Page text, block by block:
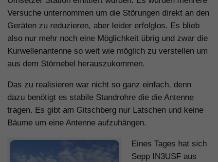
Versuche unternommen um die Störungen direkt an den
Geräten zu reduzieren, aber leider erfolglos. Es blieb
also nur mehr noch eine Möglichkeit übrig und zwar die
Kurwellenantenne so weit wie möglich zu verstellen um
aus dem Störnebel herauszukommen.
Das zu realisieren war nicht so ganz einfach, denn
dazu benötigt es stabile Standrohre die die Antenne
tragen. Es gibt am Gitschberg nur Latschen und keine
Bäume um eine Antenne aufzuhängen.
Eines Tages hat sich
Sepp IN3USF aus